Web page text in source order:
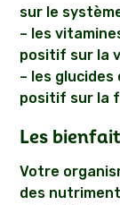
sur le
– les
positif sur la
– les
positif sur la
Les
Votre
des